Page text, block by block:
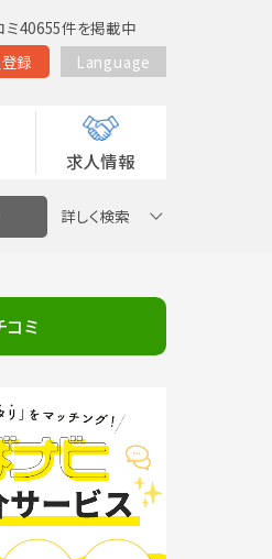
ミ40655件を掲載中
録 Language
求人情報
詳しく検索
コミ